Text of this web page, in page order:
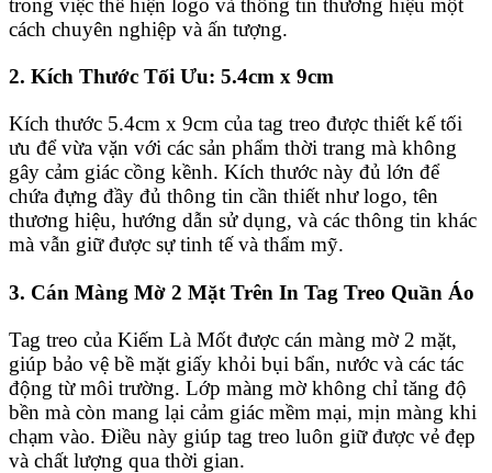
trong việc thể hiện logo và thông tin thương hiệu một
cách chuyên nghiệp và ấn tượng.
2. Kích Thước Tối Ưu: 5.4cm x 9cm
Kích thước 5.4cm x 9cm của tag treo được thiết kế tối
ưu để vừa vặn với các sản phẩm thời trang mà không
gây cảm giác cồng kềnh. Kích thước này đủ lớn để
chứa đựng đầy đủ thông tin cần thiết như logo, tên
thương hiệu, hướng dẫn sử dụng, và các thông tin khác
mà vẫn giữ được sự tinh tế và thẩm mỹ.
3. Cán Màng Mờ 2 Mặt Trên In Tag Treo Quần Áo
Tag treo của Kiếm Là Mốt được cán màng mờ 2 mặt,
giúp bảo vệ bề mặt giấy khỏi bụi bẩn, nước và các tác
động từ môi trường. Lớp màng mờ không chỉ tăng độ
bền mà còn mang lại cảm giác mềm mại, mịn màng khi
chạm vào. Điều này giúp tag treo luôn giữ được vẻ đẹp
và chất lượng qua thời gian.